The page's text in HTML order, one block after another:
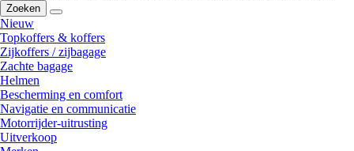
Zoeken
Nieuw
Topkoffers & koffers
Zijkoffers / zijbagage
Zachte bagage
Helmen
Bescherming en comfort
Navigatie en communicatie
Motorrijder-uitrusting
Uitverkoop